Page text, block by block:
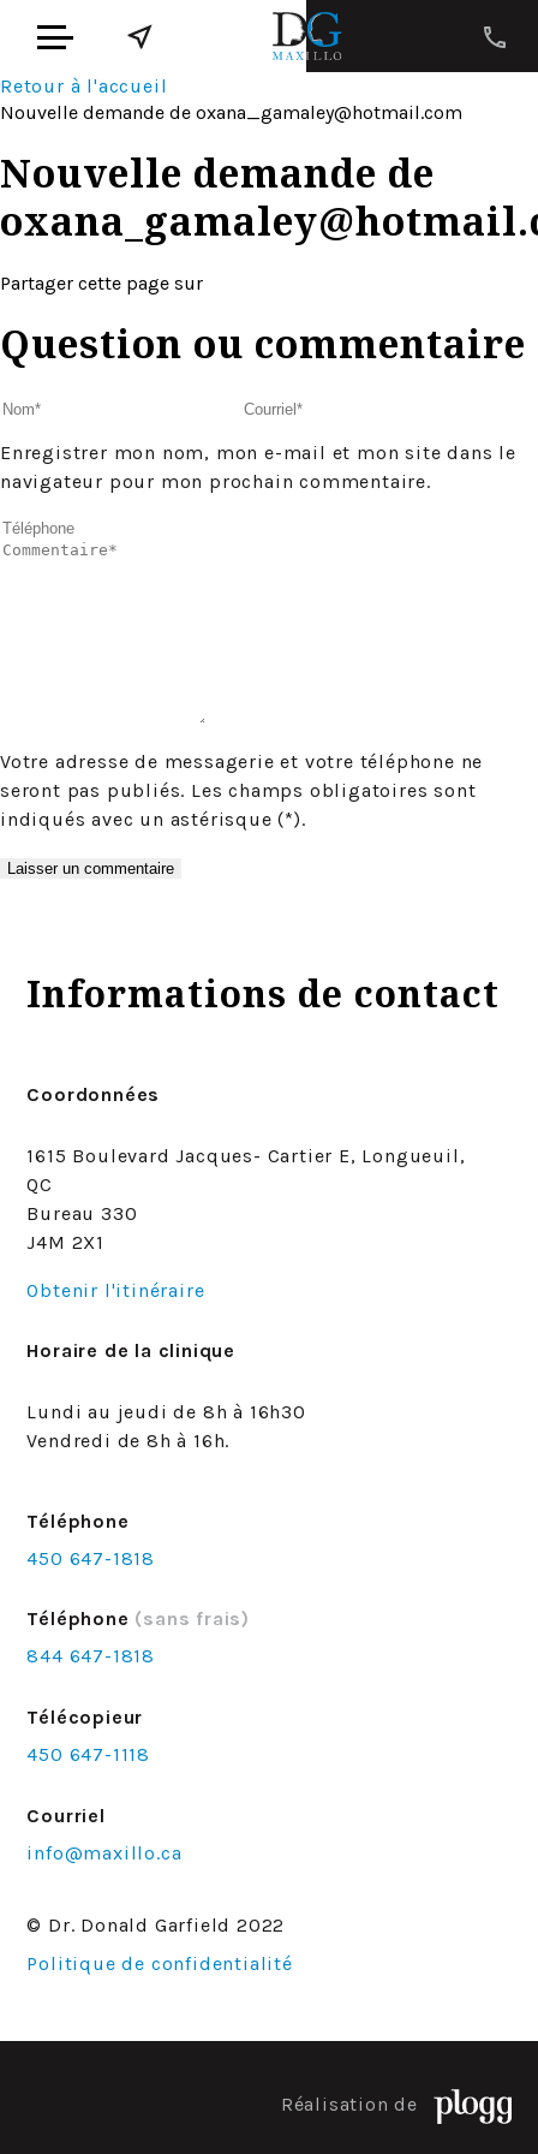
Retour à l'accueil
Nouvelle demande de oxana_gamaley@hotmail.com
Nouvelle demande de
Partager cette page sur
Question ou commentaire
Enregistrer mon nom, mon e-mail et mon site dans le
navigateur pour mon prochain commentaire.
Votre adresse de messagerie et votre téléphone ne
seront pas publiés. Les champs obligatoires sont
indiqués avec un astérisque (*).
Informations de contact
Coordonnées
1615 Boulevard Jacques- Cartier E, Longueuil,
QC
Bureau 330
J4M 2X1
Obtenir l'itinéraire
Horaire de la clinique
Lundi au jeudi de 8h à 16h30
Vendredi de 8h à 16h.
Téléphone
450 647-1818
Téléphone (sans frais)
844 647-1818
Télécopieur
450 647-1118
Courriel
info@maxillo.ca
© Dr. Donald Garfield 2022
Politique de confidentialité
Réalisation de